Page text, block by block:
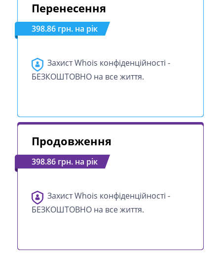
Перенесення
398.86 грн. на рік
Захист Whois конфіденційності -
БЕЗКОШТОВНО на все життя.
Продовження
398.86 грн. на рік
Захист Whois конфіденційності -
БЕЗКОШТОВНО на все життя.